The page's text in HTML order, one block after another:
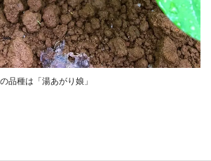
品種は「湯あがり娘」